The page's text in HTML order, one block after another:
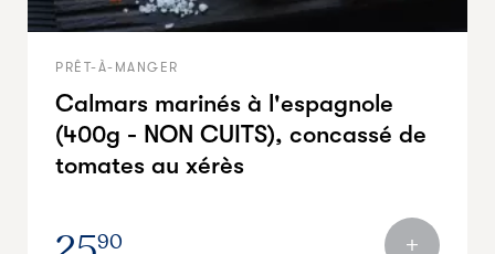
PRÊT-À-MANGER
Calmars marinés à l'espagnole
(400g - NON CUITS), concassé de
tomates au xérès
90